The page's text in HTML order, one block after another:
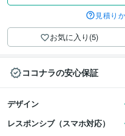
見積り
お気に入り(5)
ココナラの安心保証
デザイン
レスポンシブ（スマホ対応）